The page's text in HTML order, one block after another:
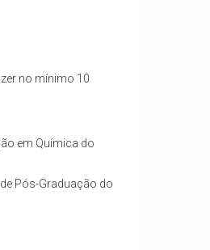
no mínimo 10
em Química do
Pós-Graduação do